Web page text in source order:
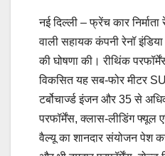
नई दिल्ली – फ्रेंच कार निर्माता
वाली सहायक कंपनी रेनॉ
की घोषणा की। रीथिंक
विकसित यह सब-फोर मीटर
टर्बोचार्ज्ड इंजन और 35 से
परफॉर्मेंस, क्लास-लीडिंग फ्यूल
वैल्यू का शानदार संयोजन पेश